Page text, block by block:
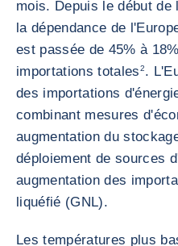
mois. Depuis le début
la dépendance de
est passée de 45% à
importations totales2.
des importations
combinant mesures
augmentation du
déploiement de sources
augmentation des
liquéfié (GNL).
Les températures plus